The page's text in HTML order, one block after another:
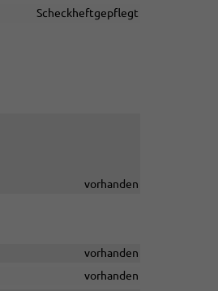
Scheckheftgepflegt
vorhanden
vorhanden
vorhanden